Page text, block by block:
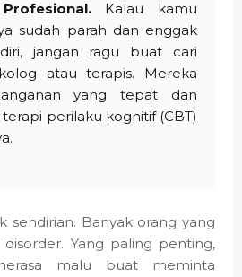
Kalau kamu
sudah parah dan enggak
jangan ragu buat cari
atau terapis. Mereka
yang tepat dan
perilaku kognitif (CBT)
sendirian. Banyak orang yang
Yang paling penting,
malu buat meminta